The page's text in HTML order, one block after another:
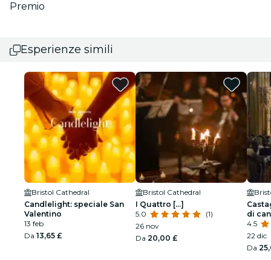
Premio
Esperienze simili
Bristol Cathedral
Candlelight: speciale San
Valentino
13 feb
Da 13,65 £
Bristol Cathedral
I Quattro [...]
5.0
(1)
26 nov
Da 20,00 £
di
4.5
22 dic
Da